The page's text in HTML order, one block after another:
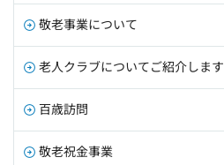
敬老事業について
老人クラブについてご紹介します
百歳訪問
敬老祝金事業